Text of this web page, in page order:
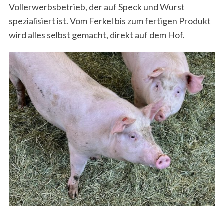
Vollerwerbsbetrieb, der auf Speck und Wurst
spezialisiert ist. Vom Ferkel bis zum fertigen Produkt
wird alles selbst gemacht, direkt auf dem Hof.